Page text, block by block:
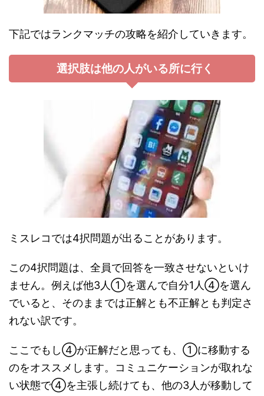
下記ではランクマッチの攻略を紹介していきます。
選択肢は他の人がいる所に行く
ミスレコでは4択問題が出ることがあります。
この4択問題は、全員で回答を一致させないといけ
ません。例えば他3人①を選んで自分1人④を選ん
でいると、そのままでは正解とも不正解とも判定さ
れない訳です。
ここでもし④が正解だと思っても、①に移動する
のをオススメします。コミュニケーションが取れな
い状態で④を主張し続けても、他の3人が移動して